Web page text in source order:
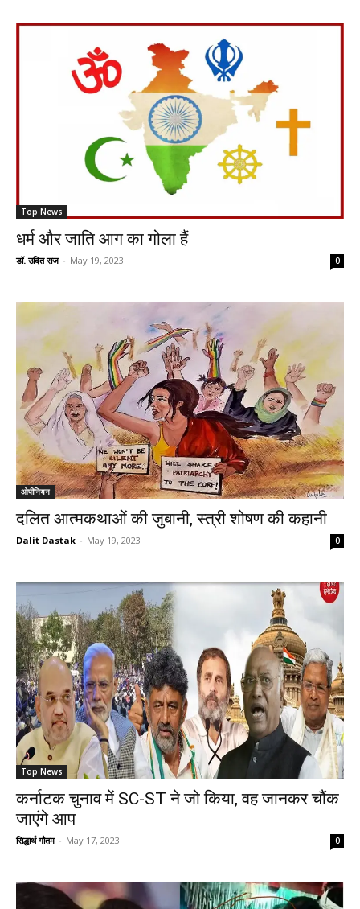
Top News
धर्म और जाति आग का गोला हैं
डॉ. उदित राज - May 19, 2023 0
ओपीनियन
दलित आत्मकथाओं की जुबानी, स्त्री शोषण की कहानी
Dalit Dastak - May 19, 2023 0
Top News
कर्नाटक चुनाव में SC-ST ने जो किया, वह जानकर चौंक
जाएंगे आप
सिद्धार्थ गौतम - May 17, 2023 0